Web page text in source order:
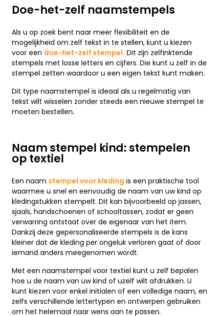
Doe-het-zelf naamstempels
Als u op zoek bent naar meer flexibiliteit en de
mogelijkheid om zelf tekst in te stellen, kunt u kiezen
voor een doe-het-zelf stempel. Dit zijn zelfinktende
stempels met losse letters en cijfers. Die kunt u zelf in de
stempel zetten waardoor u een eigen tekst kunt maken.
Dit type naamstempel is ideaal als u regelmatig van
tekst wilt wisselen zonder steeds een nieuwe stempel te
moeten bestellen.
Naam stempel kind: stempelen
op textiel
Een naam stempel voor kleding is een praktische tool
waarmee u snel en eenvoudig de naam van uw kind op
kledingstukken stempelt. Dit kan bijvoorbeeld op jassen,
sjaals, handschoenen of schooltassen, zodat er geen
verwarring ontstaat over de eigenaar van het item.
Dankzij deze gepersonaliseerde stempels is de kans
kleiner dat de kleding per ongeluk verloren gaat of door
iemand anders meegenomen wordt.
Met een naamstempel voor textiel kunt u zelf bepalen
hoe u de naam van uw kind of uzelf wilt afdrukken. U
kunt kiezen voor enkel initialen of een volledige naam, en
zelfs verschillende lettertypen en ontwerpen gebruiken
om het helemaal naar wens aan te passen.